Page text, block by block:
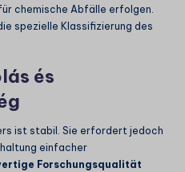
chemische Abfälle erfolgen.
spezielle Klassifizierung des
és
ist stabil. Sie erfordert jedoch
einfacher
Forschungsqualität